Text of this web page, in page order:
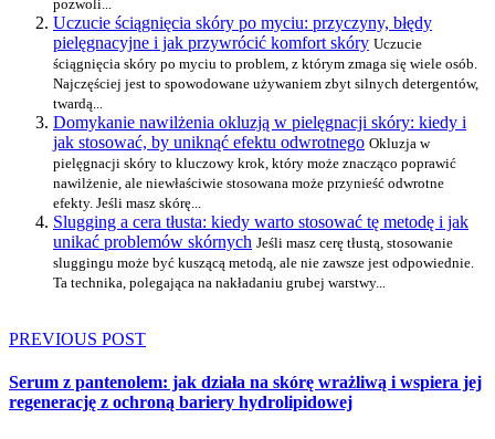
pozwoli...
Uczucie ściągnięcia skóry po myciu: przyczyny, błędy
pielęgnacyjne i jak przywrócić komfort skóry Uczucie
ściągnięcia skóry po myciu to problem, z którym zmaga się wiele osób.
Najczęściej jest to spowodowane używaniem zbyt silnych detergentów,
twardą...
Domykanie nawilżenia okluzją w pielęgnacji skóry: kiedy i
jak stosować, by uniknąć efektu odwrotnego Okluzja w
pielęgnacji skóry to kluczowy krok, który może znacząco poprawić
nawilżenie, ale niewłaściwie stosowana może przynieść odwrotne
efekty. Jeśli masz skórę...
Slugging a cera tłusta: kiedy warto stosować tę metodę i jak
unikać problemów skórnych Jeśli masz cerę tłustą, stosowanie
sluggingu może być kuszącą metodą, ale nie zawsze jest odpowiednie.
Ta technika, polegająca na nakładaniu grubej warstwy...
PREVIOUS POST
Serum z pantenolem: jak działa na skórę wrażliwą i wspiera jej
regenerację z ochroną bariery hydrolipidowej